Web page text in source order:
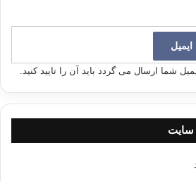
شما ارسال می گردد باید آن را تایید کنید.
سایت